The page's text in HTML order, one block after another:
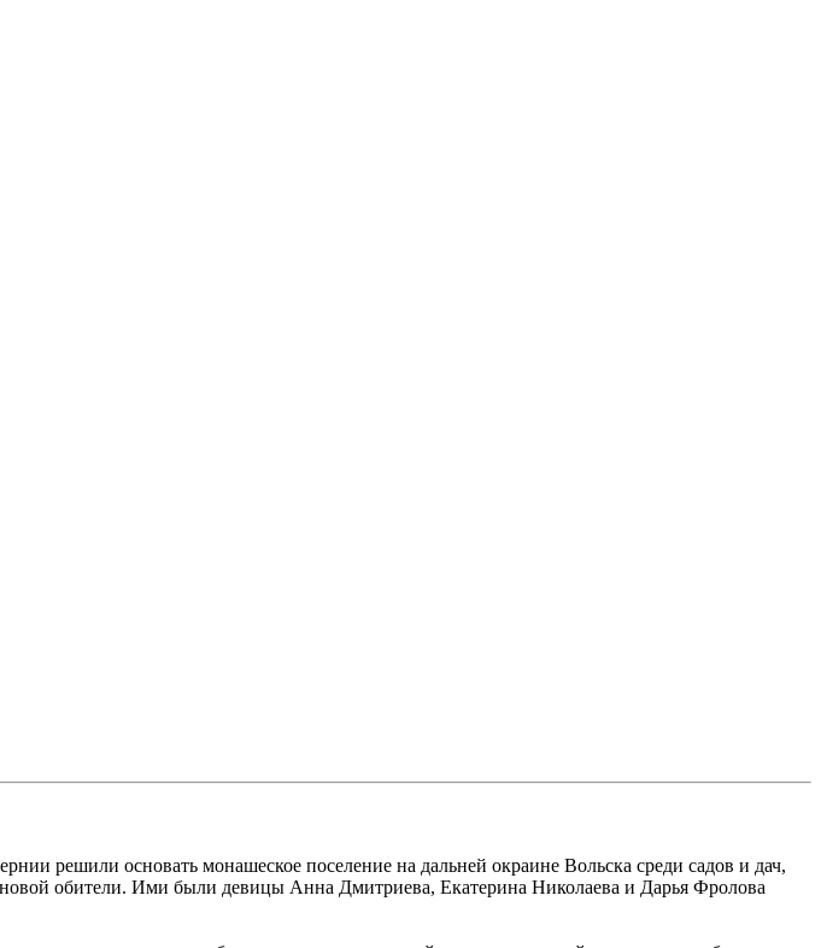
решили основать монашеское поселение на дальней окраине Вольска среди садов и дач,
обители. Ими были девицы Анна Дмитриева, Екатерина Николаева и Дарья Фролова